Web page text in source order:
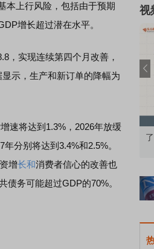
本上行风险，包括由于预期
增长超过潜在水平。
实现连续第四个月改善，
显示，生产和新订单的降幅为
速将达到1.3%，2026年放缓
分别将达到3.4%和2.5%。
增长和消费者信心的改善也
债务可能超过GDP的70%。
视